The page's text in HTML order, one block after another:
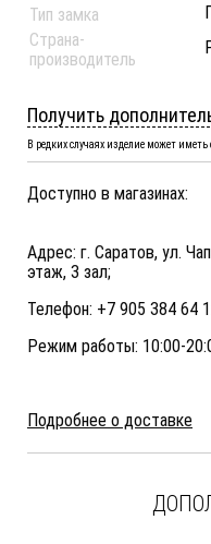
Тип замка
Страна-
производитель
Получить
В редких случаях изделие может
Доступно в магазинах:
Адрес: г. Саратов, ул.
этаж, 3 зал;
Телефон: +7 905 384 64
Режим работы: 10:00-
Подробнее о доставке